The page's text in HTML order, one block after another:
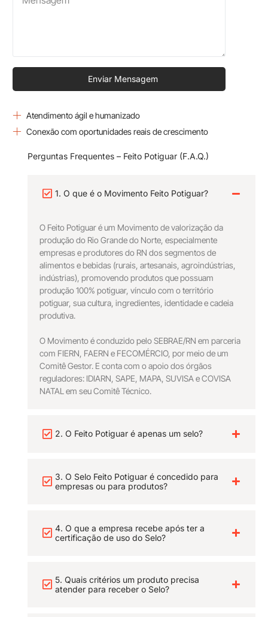
Enviar Mensagem
Atendimento ágil e humanizado
Conexão com oportunidades reais de crescimento
Perguntas Frequentes – Feito Potiguar (F.A.Q.)
1. O que é o Movimento Feito Potiguar?
O Feito Potiguar é um Movimento de valorização da
produção do Rio Grande do Norte, especialmente
empresas e produtores do RN dos segmentos de
alimentos e bebidas (rurais, artesanais, agroindústrias,
indústrias), promovendo produtos que possuam
produção 100% potiguar, vínculo com o território
potiguar, sua cultura, ingredientes, identidade e cadeia
produtiva.
O Movimento é conduzido pelo SEBRAE/RN em parceria
com FIERN, FAERN e FECOMÉRCIO, por meio de um
Comitê Gestor. E conta com o apoio dos órgãos
reguladores: IDIARN, SAPE, MAPA, SUVISA e COVISA
NATAL em seu Comitê Técnico.
2. O Feito Potiguar é apenas um selo?
3. O Selo Feito Potiguar é concedido para
empresas ou para produtos?
4. O que a empresa recebe após ter a
certificação de uso do Selo?
5. Quais critérios um produto precisa
atender para receber o Selo?